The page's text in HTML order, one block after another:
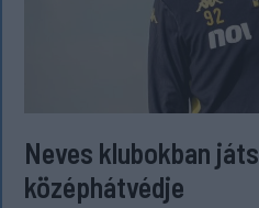
Neves klubokban
középhátvédje